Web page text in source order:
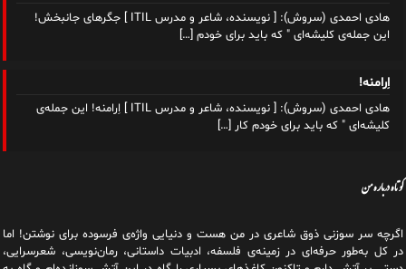
هادی احمدی (سروش): [ نویسنده، شاعر و مدرس ITIL ] جگرهای جانبخش!
این جمله‌ی کلیشه‌ای " که باید برای خودم […]
اِرامنه!
هادی احمدی (سروش): [ نویسنده، شاعر و مدرس ITIL ] اِرامنه! این جمله‌ی
کلیشه‌ای " که باید برای خودم کار […]
کوتاه درباره من
اگرچه سر سوزنی ذوق شاعری در من هست و دنیایی واژه‌‌ی فرسوده برای نوشتن! اما
در کل به‌طور حرفه‌ای در زمینه‌ی فلسفه، ادبیات داستانی، رمان‌نویسی، شعرسرایی،